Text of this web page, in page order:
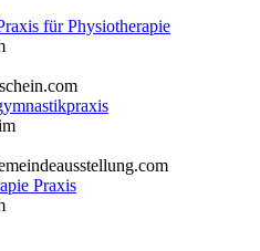
für Physiotherapie
Praxis